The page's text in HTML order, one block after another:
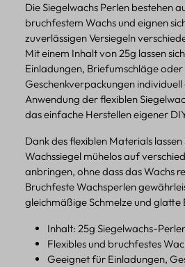
Die Siegelwachs Perlen bestehen
bruchfestem Wachs und eignen
zuverlässigen Versiegeln
Mit einem Inhalt von 25g lassen
Einladungen, Briefumschläge oder
Geschenkverpackungen
Anwendung der flexiblen
das einfache Herstellen eigener
Dank des flexiblen Materials
Wachssiegel mühelos auf
anbringen, ohne dass das Wachs
Bruchfeste Wachsperlen
gleichmäßige Schmelze und glatte
Inhalt: 25g Siegelwachs-
Flexibles und bruchfestes
Geeignet für Einladungen,